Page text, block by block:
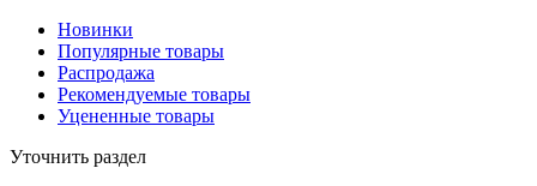
Новинки
Популярные товары
Распродажа
Рекомендуемые товары
Уцененные товары
Уточнить раздел